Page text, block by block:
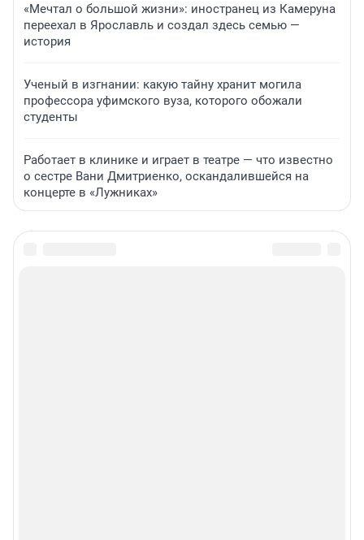
«Мечтал о большой жизни»: иностранец из Камеруна
переехал в Ярославль и создал здесь семью —
история
Ученый в изгнании: какую тайну хранит могила
профессора уфимского вуза, которого обожали
студенты
Работает в клинике и играет в театре — что известно
о сестре Вани Дмитриенко, оскандалившейся на
концерте в «Лужниках»